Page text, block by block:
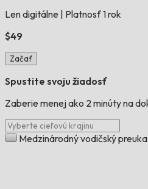
Len digitálne
Platnosť 1 rok
$49
Začať
Spustite svoju žiadosť
Zaberie menej ako 2 minúty na
Medzinárodný vodičský